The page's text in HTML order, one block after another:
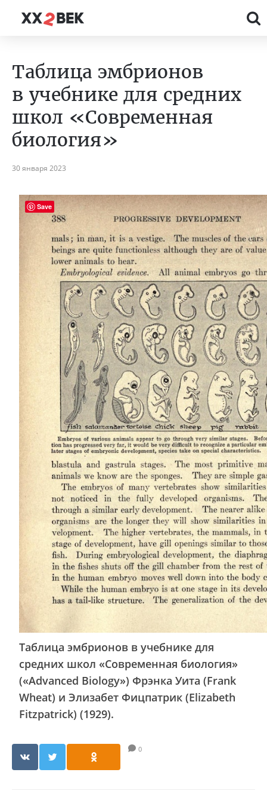
Таблица эмбрионов
в учебнике для средних
школ «Современная
биология»
30 января 2023
Таблица эмбрионов в учебнике для
средних школ «Современная биология»
(«Advanced Biology») Фрэнка Уита (Frank
Wheat) и Элизабет Фицпатрик (Elizabeth
Fitzpatrick) (1929).
0
Save